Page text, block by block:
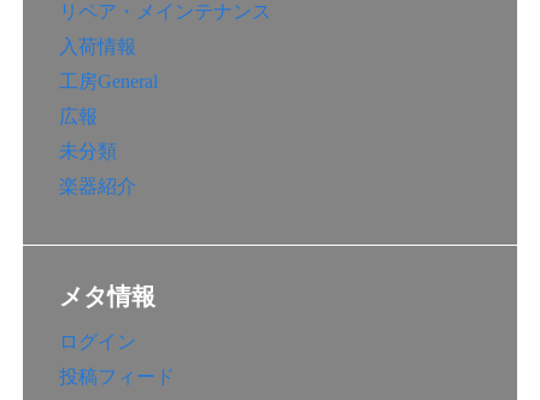
リペア・メインテナンス
入荷情報
工房General
広報
未分類
楽器紹介
メタ情報
ログイン
投稿フィード